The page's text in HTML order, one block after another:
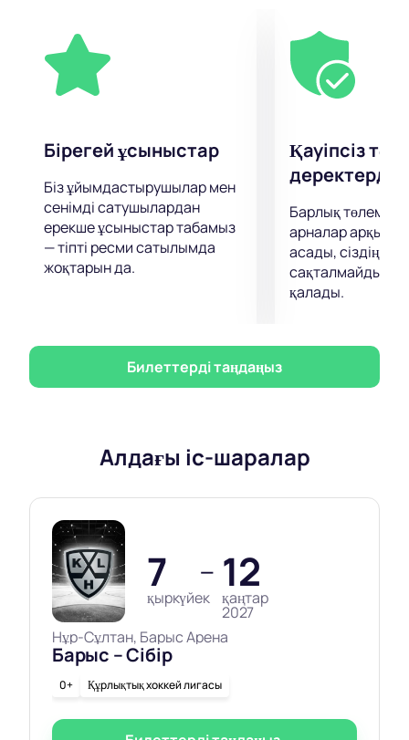
Егер сіз өзіңізді толығымен алаңдатып, күнделікті
уайымның жүктерін тастағыңыз келсе, Отыз ұлының
болғанша спектаклі... бұл сізге көмектеседі.Сізді
сюжетке толық ену, актерлік ойыннан,
сүйемелдеуден үлкен рахат күтеді.
Жақсы көру!
Бірегей ұсыныстар
Біз ұйымдастырушылар мен
сенімді сатушылардан
ерекше ұсыныстар табамыз
— тіпті ресми сатылымда
жоқтарын да.
Қауіпсіз
деректерді
Барлық
арналар арқылы
асады, сіздің
сақталмайды
қалады.
Билеттерді таңдаңыз
Алдағы іс-шаралар
7
қыркүйек
— 12
қаңтар
2027
Нұр-Сұлтан, Барыс Арена
Барыс – Сібір
0+ Құрлықтық хоккей лигасы